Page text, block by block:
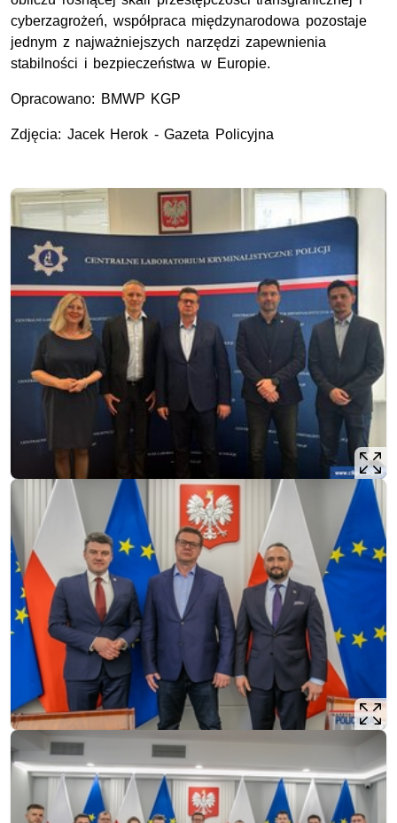
cyberzagrożeń, współpraca międzynarodowa pozostaje
jednym z najważniejszych narzędzi zapewnienia
stabilności i bezpieczeństwa w Europie.
Opracowano: BMWP KGP
Zdjęcia: Jacek Herok - Gazeta Policyjna